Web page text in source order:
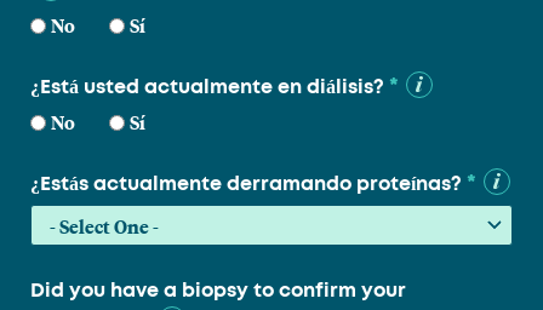
No Sí
¿Está usted actualmente en diálisis? *
No Sí
¿Estás actualmente derramando proteínas? *
Did you have a biopsy to confirm your